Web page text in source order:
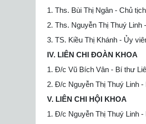
1. Ths. Bùi Thị Ngân - Chủ tịch
2. Ths. Nguyễn Thị Thuý Linh
3. TS. Kiều Thị Khánh - Ủy
IV. LIÊN CHI ĐOÀN KHOA
1. Đ/c Vũ Bích Vân - Bí thư
2. Đ/c Nguyễn Thị Thuý Linh
V. LIÊN CHI HỘI KHOA
1. Đ/c Nguyễn Thị Thuý Linh